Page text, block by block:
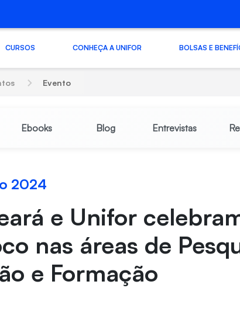
CURSOS CONHEÇA A UNIFOR BOLSAS E
Evento
Ebooks Blog Entrevistas
2024
e Unifor
nas áreas de
e Formação